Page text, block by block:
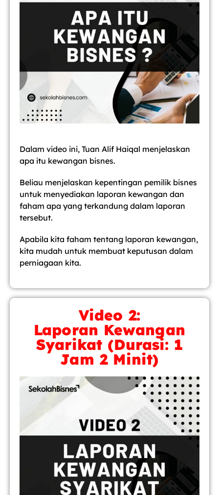
Dalam video ini, Tuan Alif Haiqal menjelaskan
apa itu kewangan bisnes.
Beliau menjelaskan kepentingan pemilik bisnes
untuk menyediakan laporan kewangan dan
faham apa yang terkandung dalam laporan
tersebut.
Apabila kita faham tentang laporan kewangan,
kita mudah untuk membuat keputusan dalam
perniagaan kita.
Video 2:
Laporan Kewangan
Syarikat (Durasi: 1
Jam 2 Minit)